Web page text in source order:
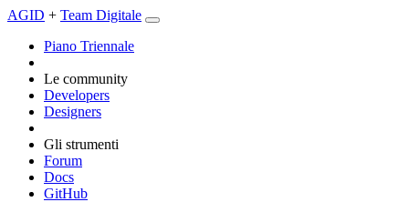
AGID + Team Digitale
Piano Triennale
Le community
Developers
Designers
Gli strumenti
Forum
Docs
GitHub